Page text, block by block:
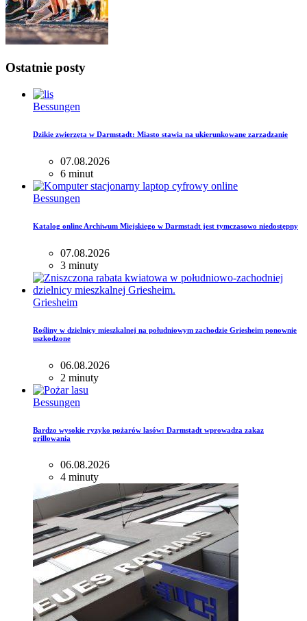
Ostatnie posty
Bessungen
Dzikie zwierzęta w Darmstadt: Miasto stawia na ukierunkowane zarządzanie
07.08.2026
6 minut
Bessungen
Katalog online Archiwum Miejskiego w Darmstadt jest tymczasowo niedostępny
07.08.2026
3 minuty
Griesheim
Rośliny w dzielnicy mieszkalnej na południowym zachodzie Griesheim ponownie
uszkodzone
06.08.2026
2 minuty
Bessungen
Bardzo wysokie ryzyko pożarów lasów: Darmstadt wprowadza zakaz
grillowania
06.08.2026
4 minuty